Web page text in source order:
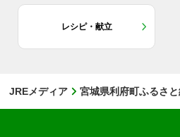
レシピ・献立
JREメディア 宮城県利府町ふるさ